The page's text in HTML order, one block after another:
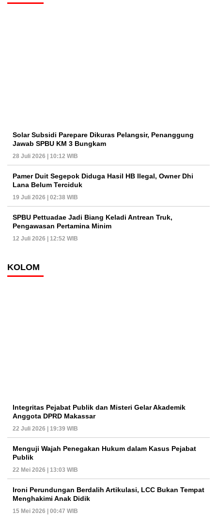
Solar Subsidi Parepare Dikuras Pelangsir, Penanggung
Jawab SPBU KM 3 Bungkam
28 Juli 2026 | 10:12 WIB
Pamer Duit Segepok Diduga Hasil HB Ilegal, Owner Dhi
Lana Belum Terciduk
19 Juli 2026 | 02:38 WIB
SPBU Pettuadae Jadi Biang Keladi Antrean Truk,
Pengawasan Pertamina Minim
12 Juli 2026 | 12:52 WIB
KOLOM
Integritas Pejabat Publik dan Misteri Gelar Akademik
Anggota DPRD Makassar
22 Juli 2026 | 19:39 WIB
Menguji Wajah Penegakan Hukum dalam Kasus Pejabat
Publik
22 Mei 2026 | 13:03 WIB
Ironi Perundungan Berdalih Artikulasi, LCC Bukan Tempat
Menghakimi Anak Didik
15 Mei 2026 | 00:47 WIB